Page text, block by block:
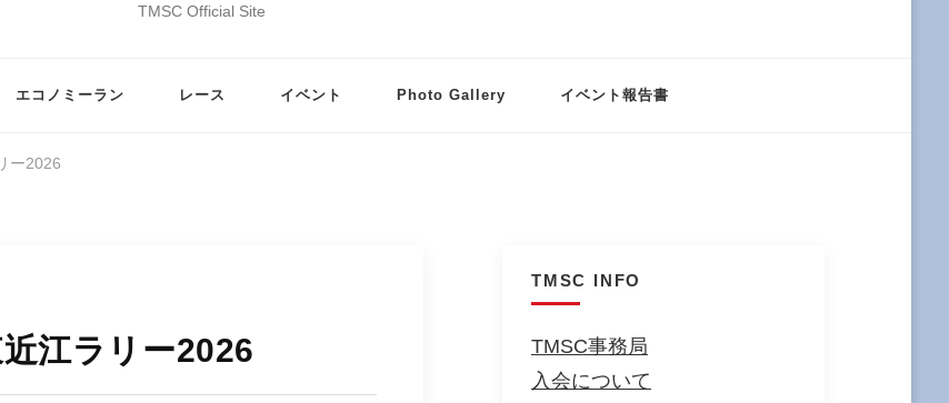
TMSC Official Site
エコノミーラン レース イベント Photo Gallery イベント報告書
ー2026
江ラリー2026
TMSC INFO
TMSC事務局
入会について